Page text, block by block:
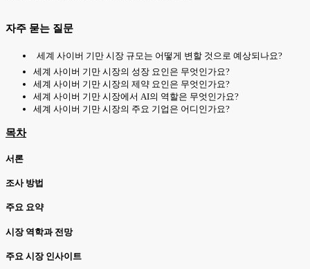
자주 묻는 질문
세계 사이버 기만 시장 규모는 어떻게 변할 것으로 예상되나요?
세계 사이버 기만 시장의 성장 요인은 무엇인가요?
세계 사이버 기만 시장의 제약 요인은 무엇인가요?
세계 사이버 기만 시장에서 AI의 역할은 무엇인가요?
세계 사이버 기만 시장의 주요 기업은 어디인가요?
목차
서론
조사 방법
주요 요약
시장 역학과 전망
주요 시장 인사이트